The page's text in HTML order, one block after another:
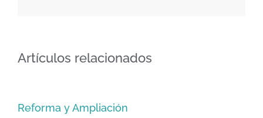
Artículos relacionados
Reforma y Ampliación